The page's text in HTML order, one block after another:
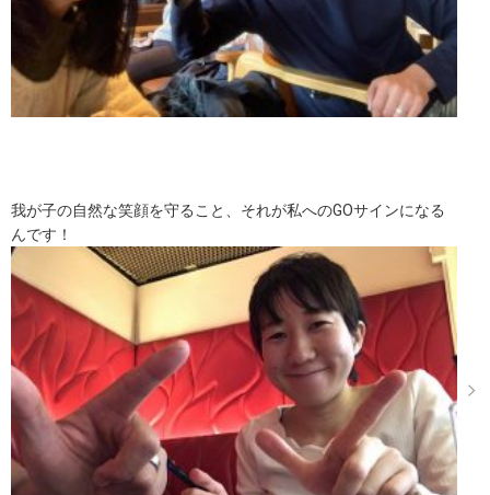
我が子の自然な笑顔を守ること、それが私へのGOサインになる
んです！